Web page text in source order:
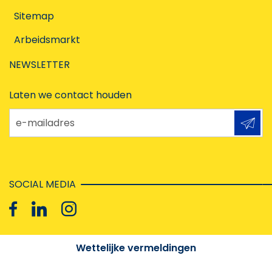
Sitemap
Arbeidsmarkt
NEWSLETTER
Laten we contact houden
e-mailadres
SOCIAL MEDIA
Wettelijke vermeldingen